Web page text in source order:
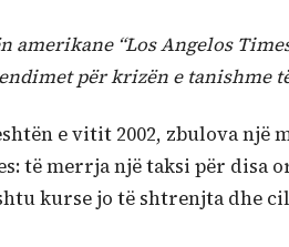
amerikane “Los Angelos
për krizën e
e vitit 2002, zbulova një
të merrja një taksi për disa
kurse jo të shtrenjta dhe